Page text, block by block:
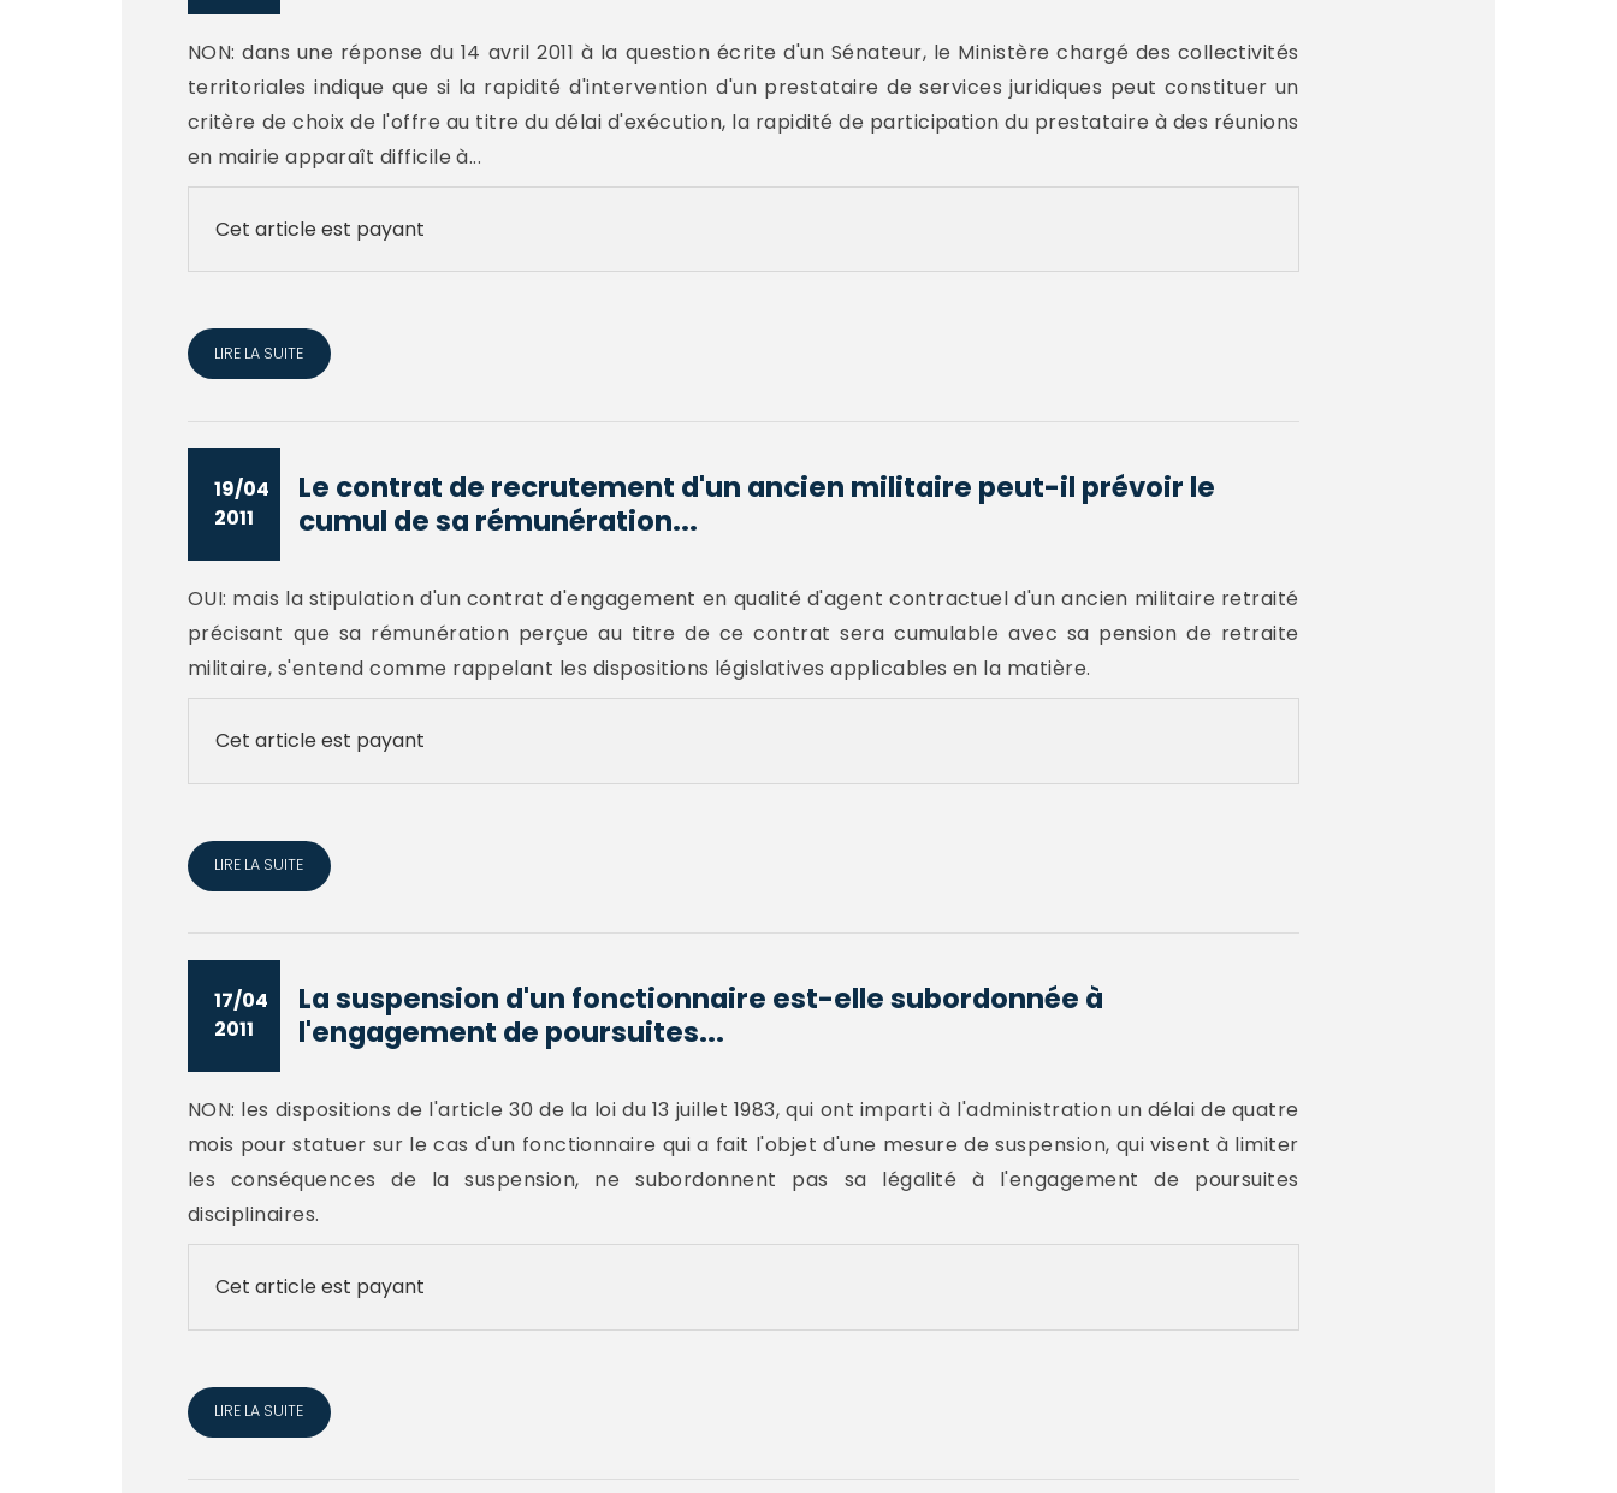
NON: dans une réponse du 14 avril 2011 à la question écrite d'un Sénateur, le Ministère chargé des collectivités
territoriales indique que si la rapidité d'intervention d'un prestataire de services juridiques peut constituer un
critère de choix de l'offre au titre du délai d'exécution, la rapidité de participation du prestataire à des réunions
en mairie apparaît difficile à...
Cet article est payant
LIRE LA SUITE
19/04
2011
Le contrat de recrutement d'un ancien militaire peut-il prévoir le
cumul de sa rémunération...
OUI: mais la stipulation d'un contrat d'engagement en qualité d'agent contractuel d'un ancien militaire retraité
précisant que sa rémunération perçue au titre de ce contrat sera cumulable avec sa pension de retraite
militaire, s'entend comme rappelant les dispositions législatives applicables en la matière.
Cet article est payant
LIRE LA SUITE
17/04
2011
La suspension d'un fonctionnaire est-elle subordonnée à
l'engagement de poursuites...
NON: les dispositions de l'article 30 de la loi du 13 juillet 1983, qui ont imparti à l'administration un délai de quatre
mois pour statuer sur le cas d'un fonctionnaire qui a fait l'objet d'une mesure de suspension, qui visent à limiter
les conséquences de la suspension, ne subordonnent pas sa légalité à l'engagement de poursuites
disciplinaires.
Cet article est payant
LIRE LA SUITE